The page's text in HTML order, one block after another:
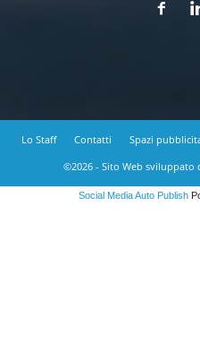
Lo Staff Contatti Spazi
©2026 - Sito Web sviluppato
Social Media Auto Publish